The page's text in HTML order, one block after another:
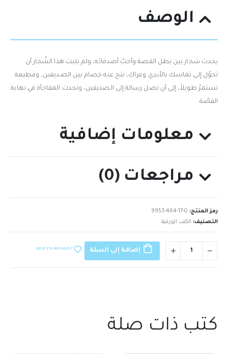
الوصف
يحدث شجار بين بطل القصة وأحبّ‮ ‬أصدقائه،‮ ‬ولم‮ ‬يلبث هذا الشّجار أن
تحوّل إلى تماسك بالأيدي‮ ‬وعراك،‮ ‬نتج عنه خصام بين الصديقين،‮ ‬وقطيعة
تستمرّ‮ ‬طويلاً،‮ ‬إلى أن تصل رسالة إلى الصديقين،‮ ‬وتحدث المفاجأة في‮ ‬نهاية
القصّة‮.
معلومات إضافية
مراجعات (0)
رمز المنتج: 9953-464-17-0
التصنيف: الكتب الورقية
إضافة إلى السلة ADD TO WISHLIST
كتب ذات صلة